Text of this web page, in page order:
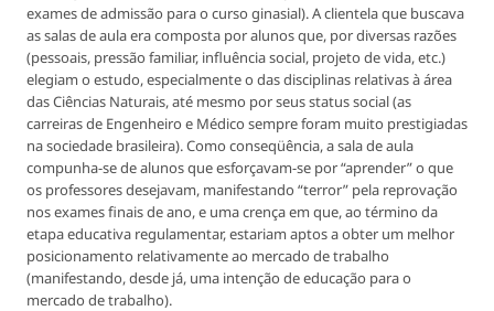
exames de admissão para o curso ginasial). A clientela que buscava
as salas de aula era composta por alunos que, por diversas razões
(pessoais, pressão familiar, influência social, projeto de vida, etc.)
elegiam o estudo, especialmente o das disciplinas relativas à área
das Ciências Naturais, até mesmo por seus status social (as
carreiras de Engenheiro e Médico sempre foram muito prestigiadas
na sociedade brasileira). Como conseqüência, a sala de aula
compunha-se de alunos que esforçavam-se por “aprender” o que
os professores desejavam, manifestando “terror” pela reprovação
nos exames finais de ano, e uma crença em que, ao término da
etapa educativa regulamentar, estariam aptos a obter um melhor
posicionamento relativamente ao mercado de trabalho
(manifestando, desde já, uma intenção de educação para o
mercado de trabalho).